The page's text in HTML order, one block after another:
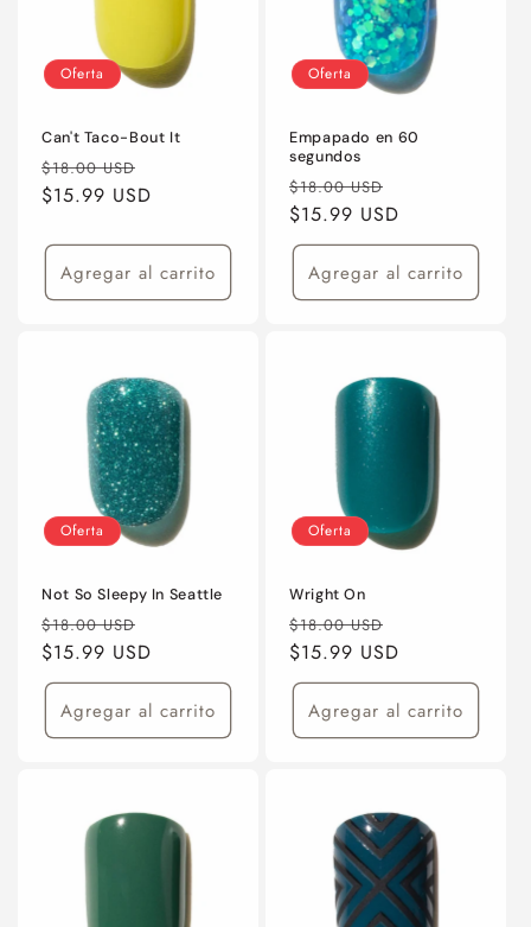
Oferta
Can't Taco-Bout It
Precio
habitual
$18.00 USD
de
$15.99 USD
Agregar al carrito
Oferta
Empapado en 60
segundos
Precio
habitual
$18.00 USD
de
oferta
$15.99 USD
Agregar al carrito
Oferta
Not So Sleepy In Seattle
Precio
habitual
$18.00 USD
de
oferta
$15.99 USD
Agregar al carrito
Oferta
Wright On
Precio
habitual
$18.00 USD
de
oferta
$15.99 USD
Agregar al carrito